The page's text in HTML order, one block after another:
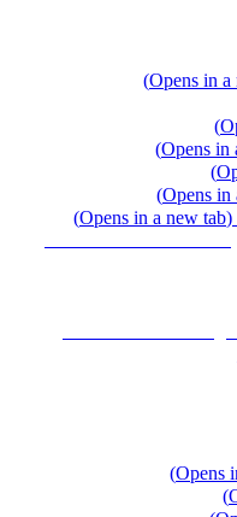
(Opens in a new tab)